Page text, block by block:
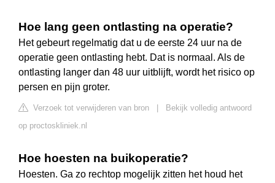
Hoe lang geen ontlasting na operatie?
Het gebeurt regelmatig dat u de eerste 24 uur na de
operatie geen ontlasting hebt. Dat is normaal. Als de
ontlasting langer dan 48 uur uitblijft, wordt het risico op
persen en pijn groter.
Verzoek tot verwijderen van bron
Bekijk volledig antwoord
op proctoskliniek.nl
Hoe hoesten na buikoperatie?
Hoesten. Ga zo rechtop mogelijk zitten het houd het